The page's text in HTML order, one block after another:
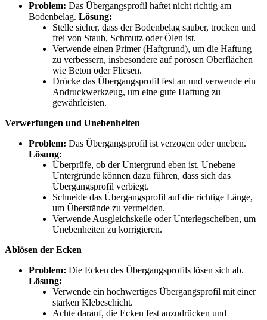
Problem: Das Übergangsprofil haftet nicht richtig am
Bodenbelag. Lösung:
Stelle sicher, dass der Bodenbelag sauber, trocken und
frei von Staub, Schmutz oder Ölen ist.
Verwende einen Primer (Haftgrund), um die Haftung
zu verbessern, insbesondere auf porösen Oberflächen
wie Beton oder Fliesen.
Drücke das Übergangsprofil fest an und verwende ein
Andruckwerkzeug, um eine gute Haftung zu
gewährleisten.
Verwerfungen und Unebenheiten
Problem: Das Übergangsprofil ist verzogen oder uneben.
Lösung:
Überprüfe, ob der Untergrund eben ist. Unebene
Untergründe können dazu führen, dass sich das
Übergangsprofil verbiegt.
Schneide das Übergangsprofil auf die richtige Länge,
um Überstände zu vermeiden.
Verwende Ausgleichskeile oder Unterlegscheiben, um
Unebenheiten zu korrigieren.
Ablösen der Ecken
Problem: Die Ecken des Übergangsprofils lösen sich ab.
Lösung:
Verwende ein hochwertiges Übergangsprofil mit einer
starken Klebeschicht.
Achte darauf, die Ecken fest anzudrücken und